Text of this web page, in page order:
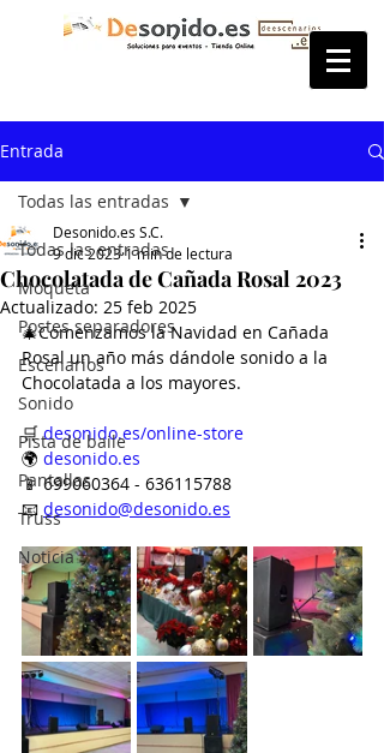
Entrada
Todas las entradas
Moqueta
Postes separadores
Escenarios
Sonido
Pista de baile
Pantallas
Truss
Noticia
Todas las entradas
Chocolatada de Cañada Rosal 2023
Desonido.es S.C.
9 dic 20231 min de lectura
Actualizado: 25 feb 2025
🎄Comenzamos la Navidad en Cañada
Rosal un año más dándole sonido a la
Chocolatada a los mayores.
🛒 desonido.es/online-store
🌍 desonido.es
📱 699060364 - 636115788
📧 desonido@desonido.es